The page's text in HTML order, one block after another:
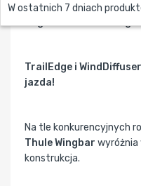
wszystkich tych zalet
TrailEdge i
jazda!
Na tle konkurencyjnych
Thule Wingbar wyróżnia
konstrukcja.
W ostatnich 7 dniach